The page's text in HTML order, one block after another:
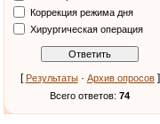
Коррекция режима дня
Хирургическая операция
[ Результаты· Архив опросов]
Всего ответов: 74